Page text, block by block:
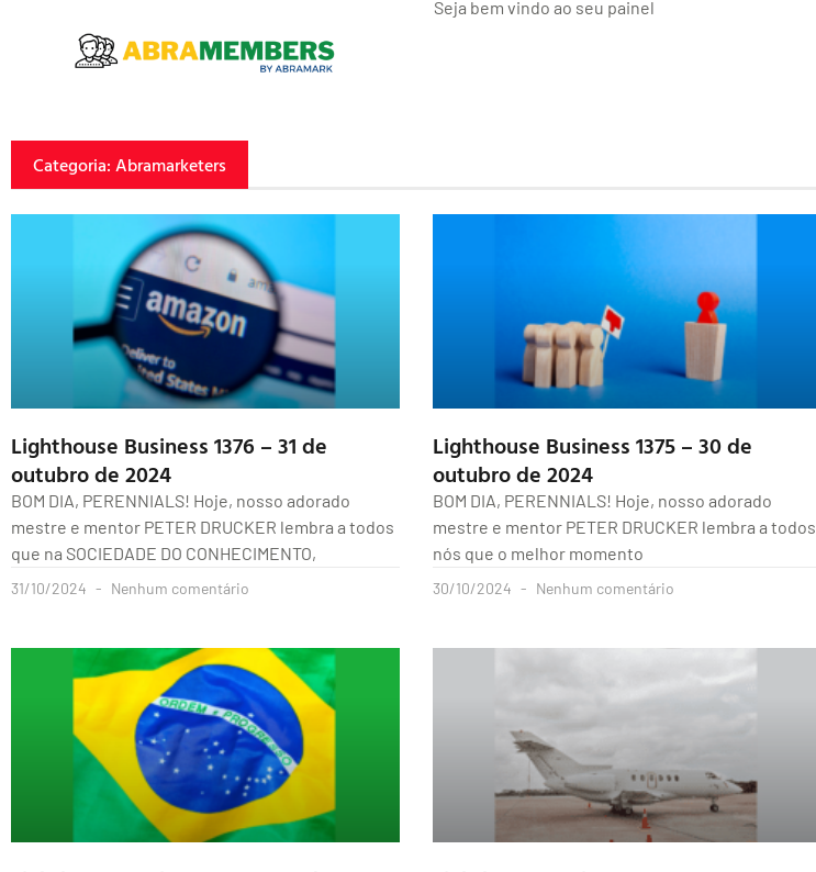
Seja bem vindo ao seu painel
Categoria: Abramarketers
Lighthouse Business 1376 – 31 de
outubro de 2024
BOM DIA, PERENNIALS! Hoje, nosso adorado
mestre e mentor PETER DRUCKER lembra a todos
que na SOCIEDADE DO CONHECIMENTO,
31/10/2024 Nenhum comentário
Lighthouse Business 1375 – 30 de
outubro de 2024
BOM DIA, PERENNIALS! Hoje, nosso adorado
mestre e mentor PETER DRUCKER lembra a todos
nós que o melhor momento
30/10/2024 Nenhum comentário